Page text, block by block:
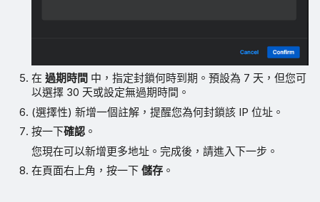
在過期時間 中，指定封鎖何時到期。預設為 7 天，但您可
以選擇 30 天或設定無過期時間。
(選擇性) 新增一個註解，提醒您為何封鎖該 IP 位址。
按一下確認 。
您現在可以新增更多地址。完成後，請進入下一步。
在頁面右上角，按一下儲存 。